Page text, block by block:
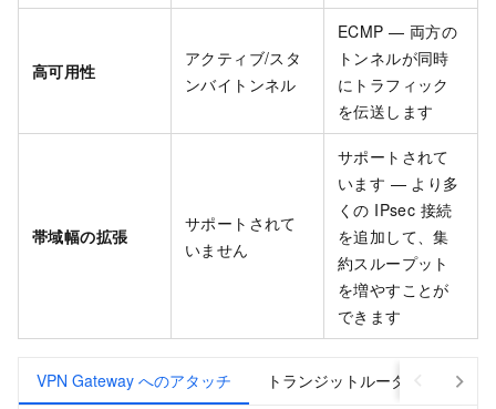
高可用性
アクティブ/スタ
ンバイトンネル
ECMP — 両方の
トンネルが同時
にトラフィック
を伝送します
帯域幅の拡張
サポートされて
いません
サポートされて
います — より多
くの IPsec 接続
を追加して、集
約スループット
を増やすことが
できます
VPN Gateway へのアタッチ トランジットルーター (TR) へ